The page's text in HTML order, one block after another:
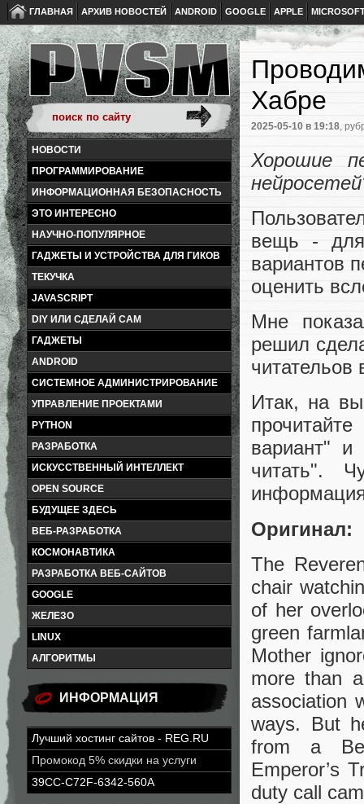
ГЛАВНАЯ АРХИВ НОВОСТЕЙ ANDROID GOOGLE APPLE
НОВОСТИ
ПРОГРАММИРОВАНИЕ
ИНФОРМАЦИОННАЯ БЕЗОПАСНОСТЬ
ЭТО ИНТЕРЕСНО
НАУЧНО-ПОПУЛЯРНОЕ
ГАДЖЕТЫ И УСТРОЙСТВА ДЛЯ ГИКОВ
ТЕКУЧКА
JAVASCRIPT
DIY ИЛИ СДЕЛАЙ САМ
ГАДЖЕТЫ
ANDROID
СИСТЕМНОЕ АДМИНИСТРИРОВАНИЕ
УПРАВЛЕНИЕ ПРОЕКТАМИ
PYTHON
РАЗРАБОТКА
ИСКУССТВЕННЫЙ ИНТЕЛЛЕКТ
OPEN SOURCE
БУДУЩЕЕ ЗДЕСЬ
ВЕБ-РАЗРАБОТКА
КОСМОНАВТИКА
РАЗРАБОТКА ВЕБ-САЙТОВ
GOOGLE
ЖЕЛЕЗО
LINUX
АЛГОРИТМЫ
ИНФОРМАЦИЯ
Лучший хостинг сайтов - REG.RU
Промокод 5% скидки на услуги
39CC-C72F-6342-560A
Хабре
2025-05-10 в 19:18,
Хорошие
вещь - для
вариантов
оценить
Мне
решил
читательов
Итак, на
вариант"
читать".
Оригинал:
The
chair
of her
green
Mother
more than
association
ways. But
from a
Emperor’s
duty call